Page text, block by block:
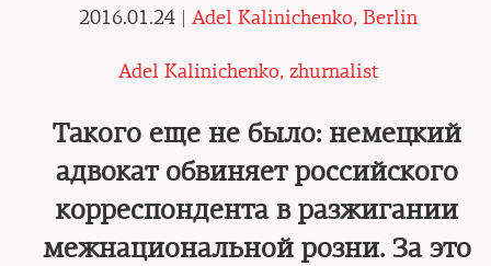
2016.01.24 | Adel Kalinichenko, Berlin
Adel Kalinichenko, zhurnalist
Такого еще не было: немецкий
адвокат обвиняет российского
корреспондента в разжигании
межнациональной розни. За это